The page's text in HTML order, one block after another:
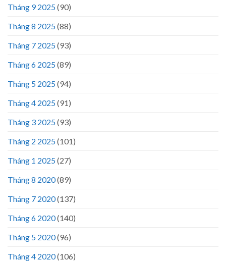
Tháng 9 2025(90)
Tháng 8 2025(88)
Tháng 7 2025(93)
Tháng 6 2025(89)
Tháng 5 2025(94)
Tháng 4 2025(91)
Tháng 3 2025(93)
Tháng 2 2025(101)
Tháng 1 2025(27)
Tháng 8 2020(89)
Tháng 7 2020(137)
Tháng 6 2020(140)
Tháng 5 2020(96)
Tháng 4 2020(106)